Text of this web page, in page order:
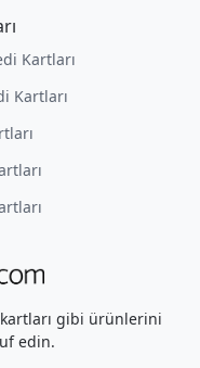
Kartları
Kartları
gibi ürünlerini
edin.